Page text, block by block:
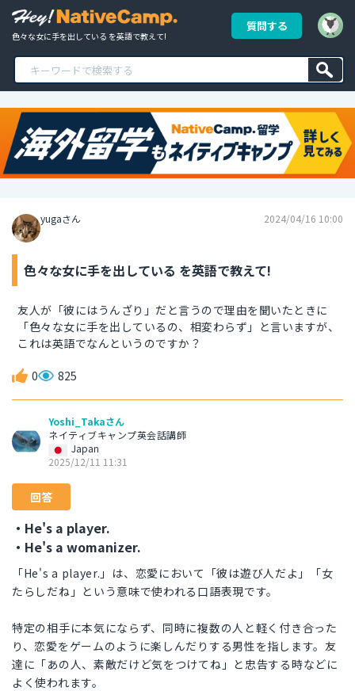
色々な女に手を出している を英語で教えて!
質問する
yugaさん 2024/04/16 10:00
色々な女に手を出している を英語で教えて!
友人が「彼にはうんざり」だと言うので理由を聞いたときに
「色々な女に手を出しているの、相変わらず」と言いますが、
これは英語でなんというのですか？
0 825
Yoshi_Takaさん
ネイティブキャンプ英会話講師
Japan
2025/12/11 11:31
回答
・He's a player.
・He's a womanizer.
「He's a player.」は、恋愛において「彼は遊び人だよ」「女
たらしだね」という意味で使われる口語表現です。
特定の相手に本気にならず、同時に複数の人と軽く付き合った
り、恋愛をゲームのように楽しんだりする男性を指します。友
達に「あの人、素敵だけど気をつけてね」と忠告する時などに
よく使われます。